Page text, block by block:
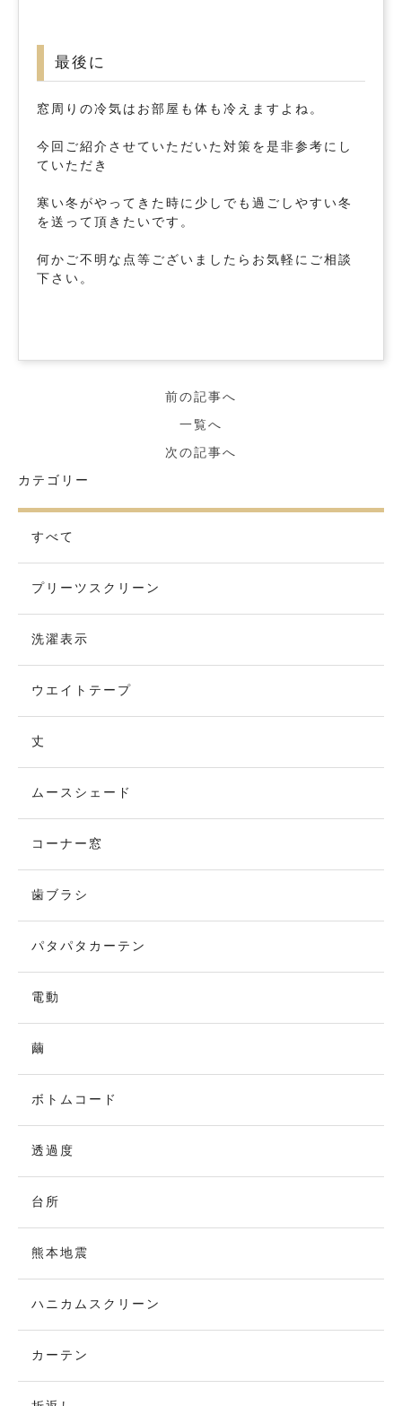
最後に
窓周りの冷気はお部屋も体も冷えますよね。
今回ご紹介させていただいた対策を是非参考にし
ていただき
寒い冬がやってきた時に少しでも過ごしやすい冬
を送って頂きたいです。
何かご不明な点等ございましたらお気軽にご相談
下さい。
前の記事へ
一覧へ
次の記事へ
カテゴリー
すべて
プリーツスクリーン
洗濯表示
ウエイトテープ
丈
ムースシェード
コーナー窓
歯ブラシ
パタパタカーテン
電動
繭
ボトムコード
透過度
台所
熊本地震
ハニカムスクリーン
カーテン